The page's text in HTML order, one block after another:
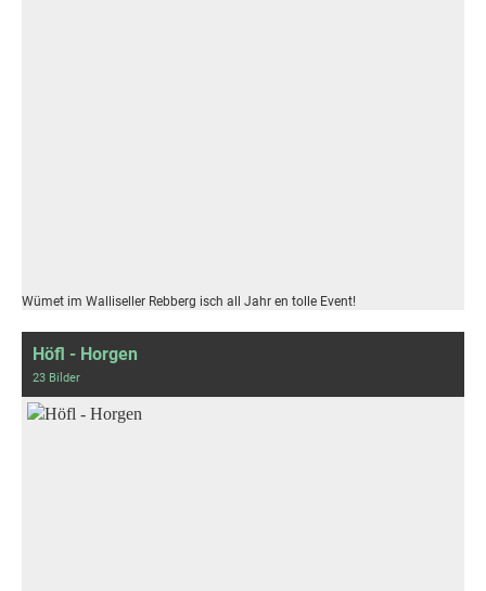
Wümet im Walliseller Rebberg isch all Jahr en tolle Event!
Höfl - Horgen
23 Bilder